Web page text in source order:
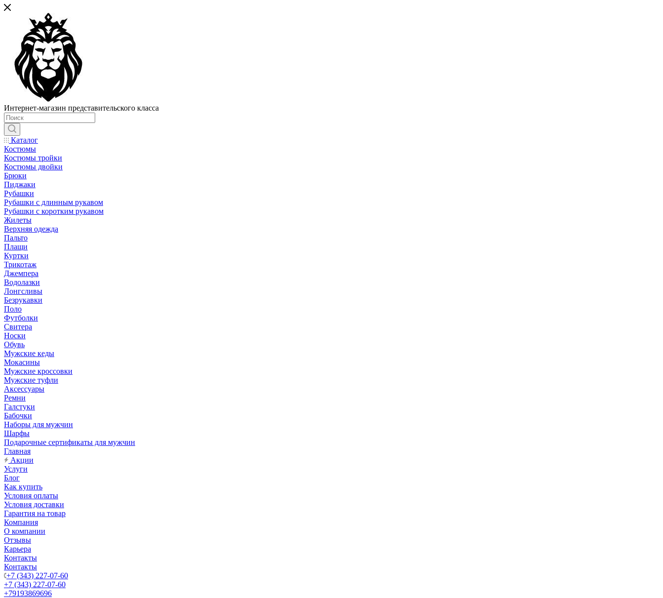
Интернет-магазин представительского класса
Каталог
Костюмы
Костюмы тройки
Костюмы двойки
Брюки
Пиджаки
Рубашки
Рубашки с длинным рукавом
Рубашки с коротким рукавом
Жилеты
Верхняя одежда
Пальто
Плащи
Куртки
Трикотаж
Джемпера
Водолазки
Лонгсливы
Безрукавки
Поло
Футболки
Свитера
Носки
Обувь
Мужские кеды
Мокасины
Мужские кроссовки
Мужские туфли
Аксессуары
Ремни
Галстуки
Бабочки
Наборы для мужчин
Шарфы
Подарочные сертификаты для мужчин
Главная
Акции
Услуги
Блог
Как купить
Условия оплаты
Условия доставки
Гарантия на товар
Компания
О компании
Отзывы
Карьера
Контакты
Контакты
+7 (343) 227-07-60
+7 (343) 227-07-60
+79193869696